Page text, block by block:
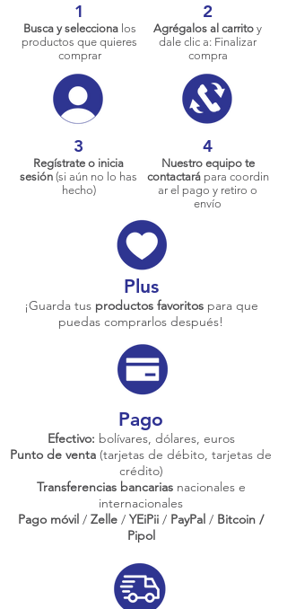
1
Busca y seleccionalos
productos que quieres
comprar
2
Agrégalos al carrito y
dale clic a: Finalizar
compra
3
Regístrate o inicia
sesión (si aún no lo has
hecho)
4
Nuestro equipo te
contactarápara coordin
ar el pago y retiro o
envío
Plus
¡Guarda tus productos favoritos para que
puedas comprarlos después!
Pago
Efectivo: bolívares, dólares, euros
Punto de venta (tarjetas de débito, tarjetas de
crédito)
Transferencias bancariasnacionales e
internacionales
Pago móvil / Zelle / YEiPii / PayPal / Bitcoin /
Pipol